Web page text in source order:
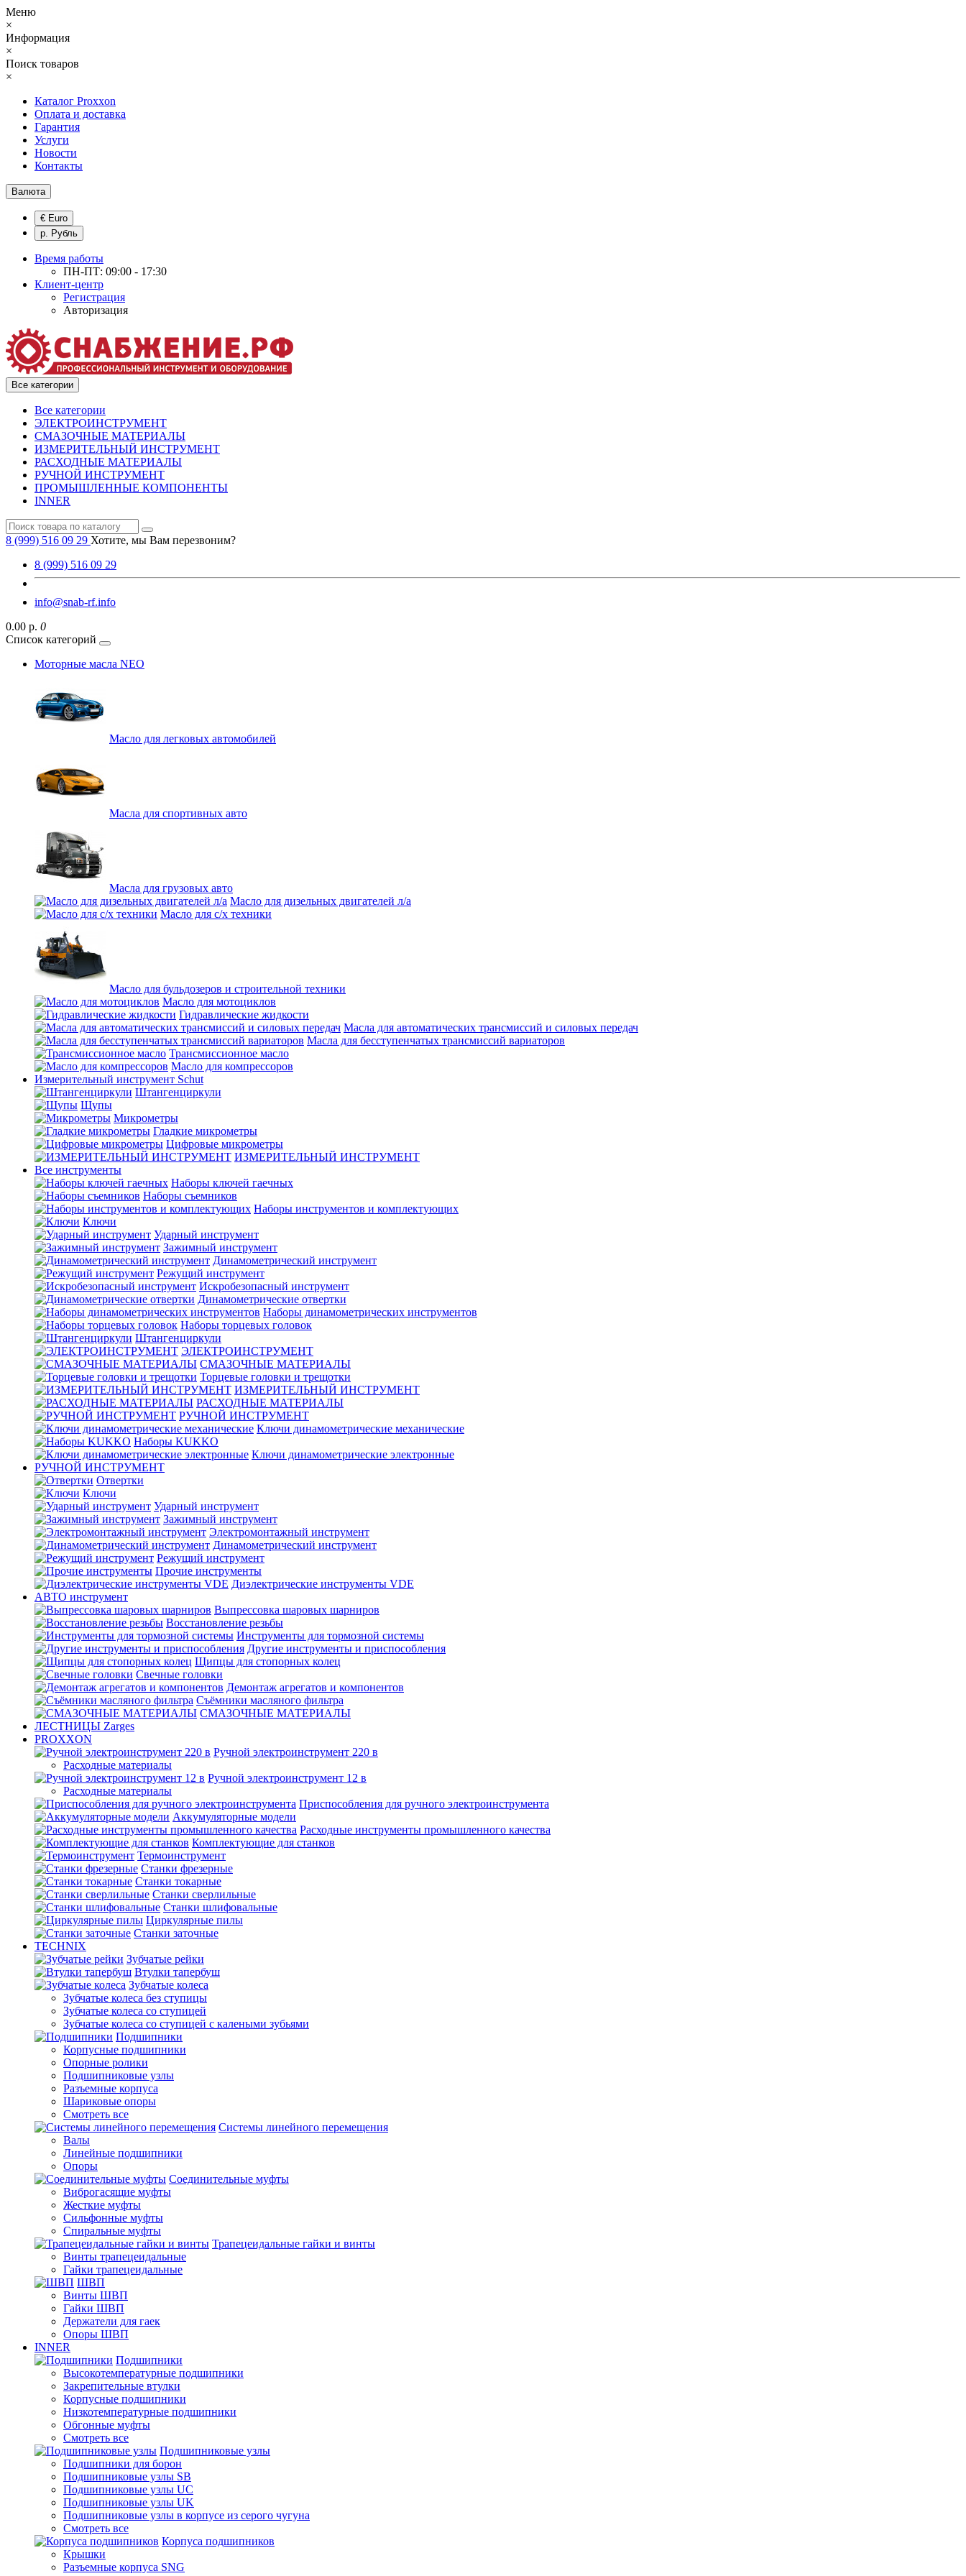
Меню
×
Информация
×
Поиск товаров
×
Каталог Proxxon
Оплата и доставка
Гарантия
Услуги
Новости
Контакты
Валюта
€ Euro
р. Рубль
Время работы
ПН-ПТ: 09:00 - 17:30
Клиент-центр
Регистрация
Авторизация
Все категории
Все категории
ЭЛЕКТРОИНСТРУМЕНТ
СМАЗОЧНЫЕ МАТЕРИАЛЫ
ИЗМЕРИТЕЛЬНЫЙ ИНСТРУМЕНТ
РАСХОДНЫЕ МАТЕРИАЛЫ
РУЧНОЙ ИНСТРУМЕНТ
ПРОМЫШЛЕННЫЕ КОМПОНЕНТЫ
INNER
8 (999) 516 09 29 Хотите, мы Вам перезвоним?
8 (999) 516 09 29
info@snab-rf.info
0.00 р. 0
Список категорий
Моторные масла NEO
Масло для легковых автомобилей
Масла для спортивных авто
Масла для грузовых авто
Масло для дизельных двигателей л/а
Масло для с/х техники
Масло для бульдозеров и строительной техники
Масло для мотоциклов
Гидравлические жидкости
Масла для автоматических трансмиссий и силовых передач
Масла для бесступенчатых трансмиссий вариаторов
Трансмиссионное масло
Масло для компрессоров
Измерительный инструмент Schut
Штангенциркули
Щупы
Микрометры
Гладкие микрометры
Цифровые микрометры
ИЗМЕРИТЕЛЬНЫЙ ИНСТРУМЕНТ
Все инструменты
Наборы ключей гаечных
Наборы съемников
Наборы инструментов и комплектующих
Ключи
Ударный инструмент
Зажимный инструмент
Динамометрический инструмент
Режущий инструмент
Искробезопасный инструмент
Динамометрические отвертки
Наборы динамометрических инструментов
Наборы торцевых головок
Штангенциркули
ЭЛЕКТРОИНСТРУМЕНТ
СМАЗОЧНЫЕ МАТЕРИАЛЫ
Торцевые головки и трещотки
ИЗМЕРИТЕЛЬНЫЙ ИНСТРУМЕНТ
РАСХОДНЫЕ МАТЕРИАЛЫ
РУЧНОЙ ИНСТРУМЕНТ
Ключи динамометрические механические
Наборы KUKKO
Ключи динамометрические электронные
РУЧНОЙ ИНСТРУМЕНТ
Отвертки
Ключи
Ударный инструмент
Зажимный инструмент
Электромонтажный инструмент
Динамометрический инструмент
Режущий инструмент
Прочие инструменты
Диэлектрические инструменты VDE
АВТО инструмент
Выпрессовка шаровых шарниров
Восстановление резьбы
Инструменты для тормозной системы
Другие инструменты и приспособления
Щипцы для стопорных колец
Свечные головки
Демонтаж агрегатов и компонентов
Съёмники масляного фильтра
СМАЗОЧНЫЕ МАТЕРИАЛЫ
ЛЕСТНИЦЫ Zarges
PROXXON
Ручной электроинструмент 220 в
Расходные материалы
Ручной электроинструмент 12 в
Расходные материалы
Приспособления для ручного электроинструмента
Аккумуляторные модели
Расходные инструменты промышленного качества
Комплектующие для станков
Термоинструмент
Станки фрезерные
Станки токарные
Станки сверлильные
Станки шлифовальные
Циркулярные пилы
Станки заточные
TECHNIX
Зубчатые рейки
Втулки тапербуш
Зубчатые колеса
Зубчатые колеса без ступицы
Зубчатые колеса со ступицей
Зубчатые колеса со ступицей с калеными зубьями
Подшипники
Корпусные подшипники
Опорные ролики
Подшипниковые узлы
Разъемные корпуса
Шариковые опоры
Смотреть все
Системы линейного перемещения
Валы
Линейные подшипники
Опоры
Соединительные муфты
Виброгасящие муфты
Жесткие муфты
Сильфонные муфты
Спиральные муфты
Трапецеидальные гайки и винты
Винты трапецеидальные
Гайки трапецеидальные
ШВП
Винты ШВП
Гайки ШВП
Держатели для гаек
Опоры ШВП
INNER
Подшипники
Высокотемпературные подшипники
Закрепительные втулки
Корпусные подшипники
Низкотемпературные подшипники
Обгонные муфты
Смотреть все
Подшипниковые узлы
Подшипники для борон
Подшипниковые узлы SB
Подшипниковые узлы UC
Подшипниковые узлы UK
Подшипниковые узлы в корпусе из серого чугуна
Смотреть все
Корпуса подшипников
Крышки
Разъемные корпуса SNG